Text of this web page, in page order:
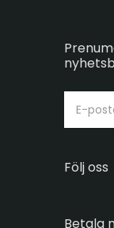
Följ oss
Betala